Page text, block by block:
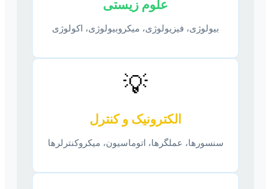
علوم زیستی
بیولوژی، فیزیولوژی، میکروبیولوژی، اکولوژی
💡
الکترونیک و کنترل
سنسورها، عملگرها، اتوماسیون، میکروکنترلرها